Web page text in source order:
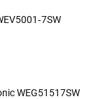
WEG51517SW